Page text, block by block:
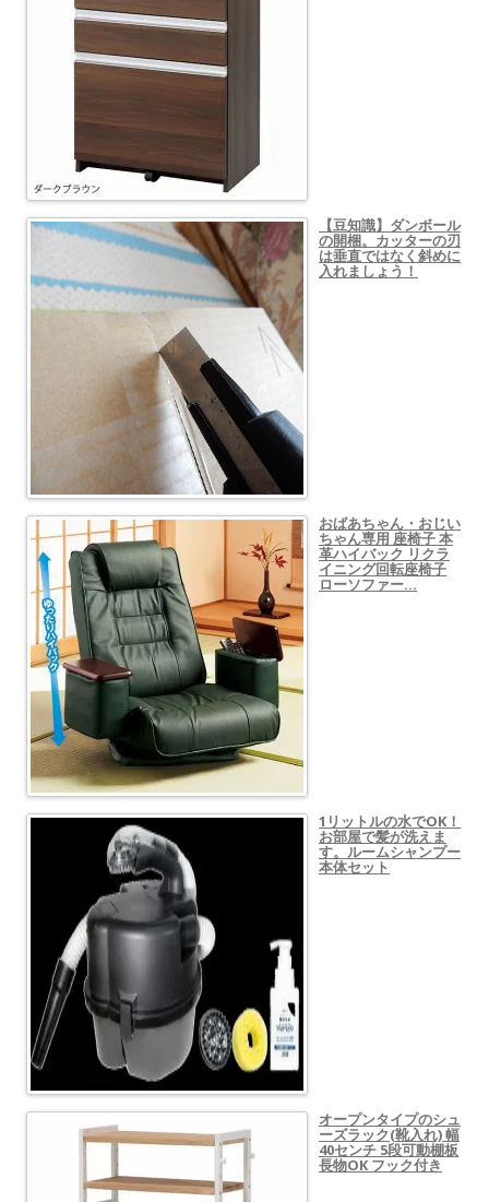
【豆知識】ダンボール
の開梱。カッターの刃
は垂直ではなく斜めに
入れましょう！
おばあちゃん・おじい
ちゃん専用 座椅子 本
革ハイバック リクラ
イニング回転座椅子
ローソファー…
1リットルの水でOK！
お部屋で髪が洗えま
す。ルームシャンプー
本体セット
オープンタイプのシュ
ーズラック(靴入れ) 幅
40センチ 5段可動棚板
長物OK フック付き